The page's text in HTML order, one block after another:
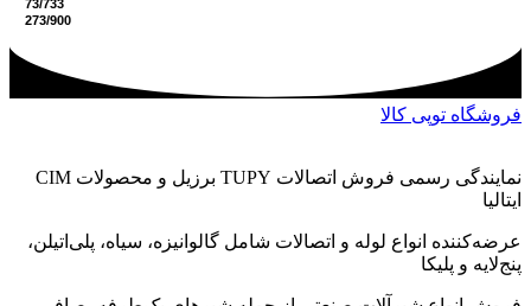
فروشگاه توپی کالا
نمایندگی رسمی فروش اتصالات TUPY برزیل و محصولات CIM
ایتالیا
عرضه‌کننده انواع لوله و اتصالات شامل گالوانیزه، سیاه، پلی‌اتیلن،
پنج‌لایه و پلیکا